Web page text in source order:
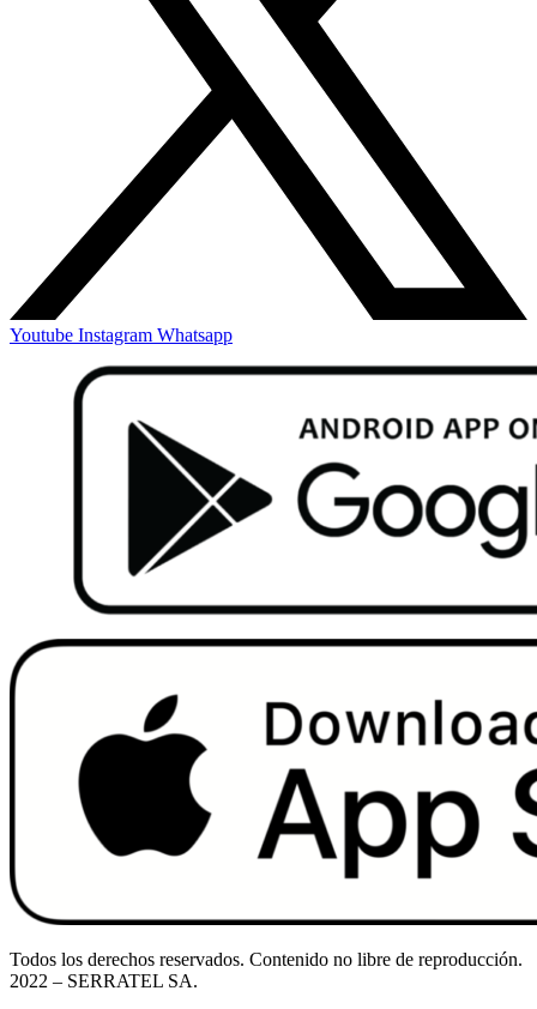
Youtube Instagram Whatsapp
Todos los derechos reservados. Contenido no libre de reproducción.
2022 – SERRATEL SA.